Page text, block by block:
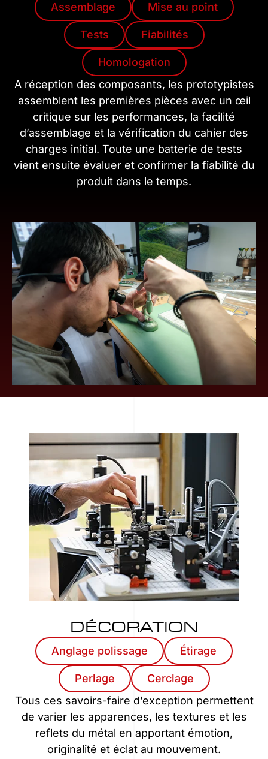
Assemblage Mise au point
Tests Fiabilités
Homologation
A réception des composants, les prototypistes
assemblent les premières pièces avec un œil
critique sur les performances, la facilité
d’assemblage et la vérification du cahier des
charges initial. Toute une batterie de tests
vient ensuite évaluer et confirmer la fiabilité du
produit dans le temps.
DÉCORATION
Anglage polissage Étirage
Perlage
Cerclage
Tous ces savoirs-faire d’exception permettent
de varier les apparences, les textures et les
reflets du métal en apportant émotion,
originalité et éclat au mouvement.